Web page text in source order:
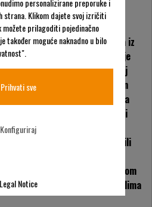
Oko 62.000 posjetitelja iz
gotovo 80 zemalja bilo je
gostiju na ovoj godišnjoj
GaLaBau 2022, vodećem
međunarodnom sajmu za
urbane zelene površine i
otvorene prostore u
prvi su put zajedno nastupili
okriljem Ariens Company
u dvorani 10.0 u izložbenom
predstavljenim proizvodima
personalizirane preporuke i
strana. Klikom dajete svoj izričiti
prilagoditi pojedinačno
također moguće naknadno u bilo
Prihvati sve
Konfiguriraj
Legal Notice